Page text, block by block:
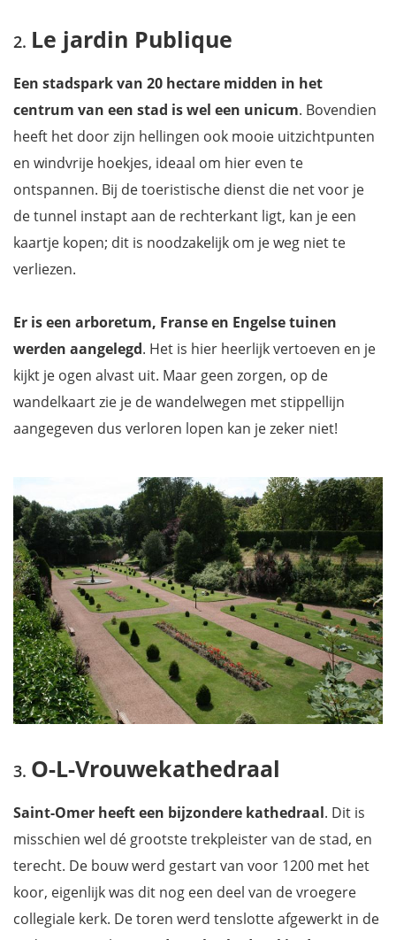
Le jardin Publique
Een stadspark van 20 hectare midden in het
centrum van een stad is wel een unicum. Bovendien
heeft het door zijn hellingen ook mooie uitzichtpunten
en windvrije hoekjes, ideaal om hier even te
ontspannen. Bij de toeristische dienst die net voor je
de tunnel instapt aan de rechterkant ligt, kan je een
kaartje kopen; dit is noodzakelijk om je weg niet te
verliezen.
Er is een arboretum, Franse en Engelse tuinen
werden aangelegd. Het is hier heerlijk vertoeven en je
kijkt je ogen alvast uit. Maar geen zorgen, op de
wandelkaart zie je de wandelwegen met stippellijn
aangegeven dus verloren lopen kan je zeker niet!
O-L-Vrouwekathedraal
Saint-Omer heeft een bijzondere kathedraal. Dit is
misschien wel dé grootste trekpleister van de stad, en
terecht. De bouw werd gestart van voor 1200 met het
koor, eigenlijk was dit nog een deel van de vroegere
collegiale kerk. De toren werd tenslotte afgewerkt in de